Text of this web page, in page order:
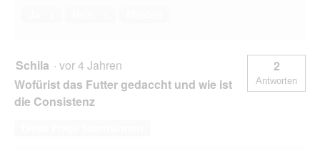
Schila · vor 4 Jahren
Wofürist das Futter gedaccht und wie ist
die Consistenz
2
Antworten